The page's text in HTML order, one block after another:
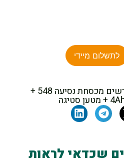
לתשלום מיידי
שתף את באנדל הגן המרשים מכסחת נסיעה 548 +
שכדאי לראות